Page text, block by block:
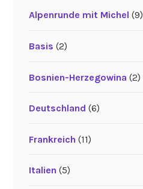
Alpenrunde mit Michel (9)
Basis (2)
Bosnien-Herzegowina (2)
Deutschland (6)
Frankreich (11)
Italien (5)